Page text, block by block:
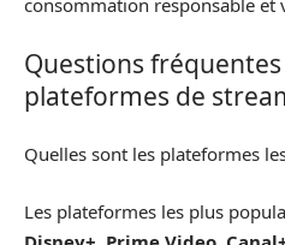
consommation responsable et
Questions
plateformes de
Quelles sont les plateformes
Les plateformes les plus